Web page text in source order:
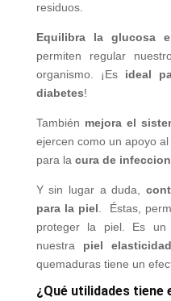
residuos.
Equilibra la glucosa
permiten regular
organismo. ¡Es ideal
diabetes!
También mejora el
ejercen como un apoyo
para la cura de
Y sin lugar a duda,
para la piel . Éstas,
proteger la piel. Es un
nuestra piel
quemaduras tiene un
¿Qué utilidades tiene